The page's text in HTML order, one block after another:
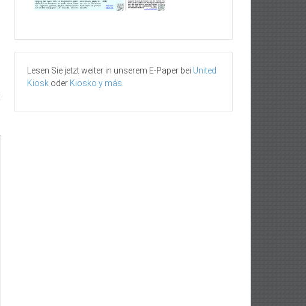
Lesen Sie jetzt weiter in unserem E-Paper bei United
Kiosk oder Kiosko y más